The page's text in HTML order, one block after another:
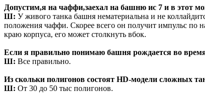
Допустим,я на чаффи,заехал на башню ис 7 и в этот
Ш: У живого танка башня нематериальна и не
положения чаффи. Скорее всего он получит импульс по
краю корпуса, его может столкнуть вбок.
Если я правильно понимаю башня рождается во
Ш: Все правильно.
Из скольки полигонов состоят HD-модели сложных
Ш: От 30 до 50 тыс полигонов.